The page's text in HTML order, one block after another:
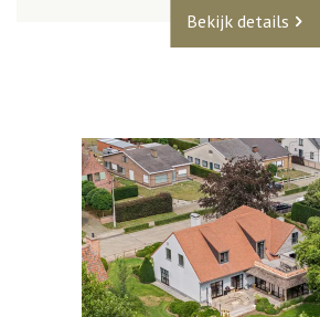
Bekijk details